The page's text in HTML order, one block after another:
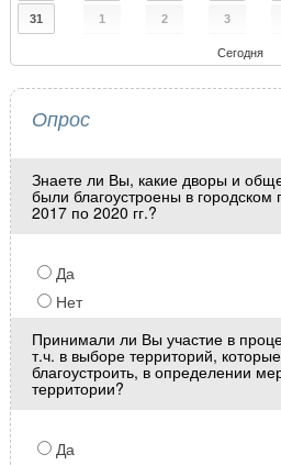
31 1 2 3
Сегодня
Опрос
Знаете ли Вы, какие дворы и
были благоустроены в городском
2017 по 2020 гг.?
Да
Нет
Принимали ли Вы участие в
т.ч. в выборе территорий,
благоустроить, в определении
территории?
Да